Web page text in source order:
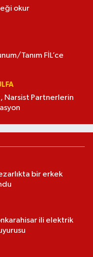
okur
Tanım FİL’ce
Narsist Partnerlerin
bir erkek
ili elektrik